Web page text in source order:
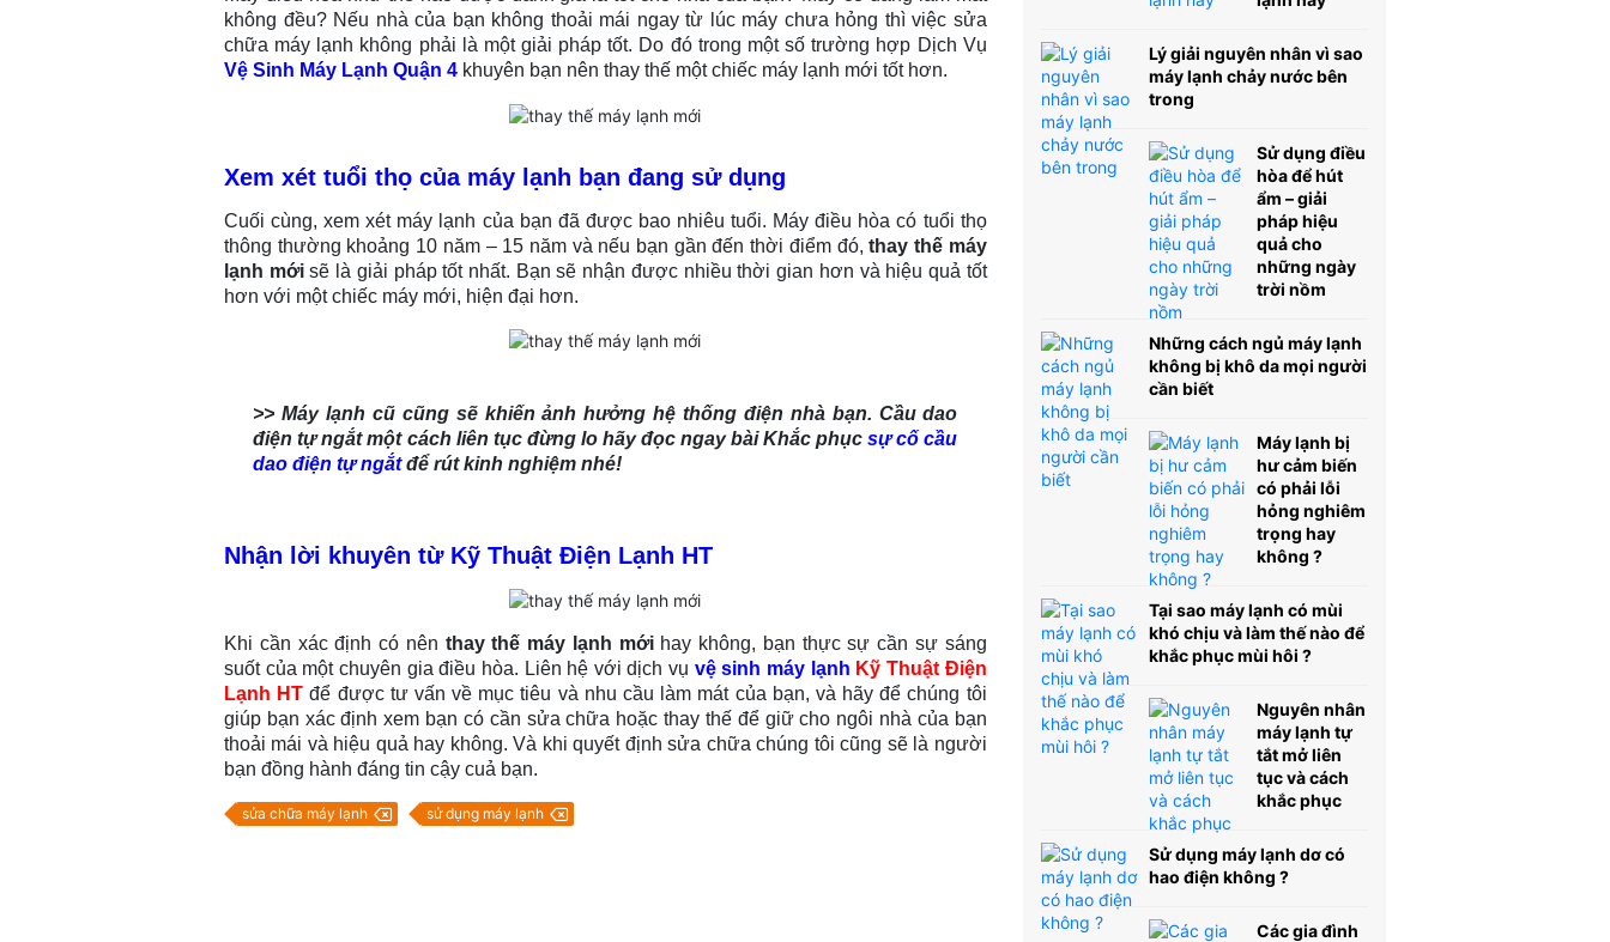
không đều? Nếu nhà của bạn không thoải mái ngay từ lúc máy chưa hỏng thì việc sửa
chữa máy lạnh không phải là một giải pháp tốt. Do đó trong một số trường hợp Dịch Vụ
Vệ Sinh Máy Lạnh Quận 4 khuyên bạn nên thay thế một chiếc máy lạnh mới tốt hơn.
Xem xét tuổi thọ của máy lạnh bạn đang sử dụng
Cuối cùng, xem xét máy lạnh của bạn đã được bao nhiêu tuổi. Máy điều hòa có tuổi thọ
thông thường khoảng 10 năm – 15 năm và nếu bạn gần đến thời điểm đó,thay thế máy
lạnh mớisẽ là giải pháp tốt nhất. Bạn sẽ nhận được nhiều thời gian hơn và hiệu quả tốt
hơn với một chiếc máy mới, hiện đại hơn.
>> Máy lạnh cũ cũng sẽ khiến ảnh hưởng hệ thống điện nhà bạn. Cầu dao
điện tự ngắt một cách liên tục đừng lo hãy đọc ngay bài Khắc phụcsự cố cầu
dao điện tự ngắtđể rút kinh nghiệm nhé!
Nhận lời khuyên từ Kỹ Thuật Điện Lạnh HT
Khi cần xác định có nên thay thế máy lạnh mớihay không, bạn thực sự cần sự sáng
suốt của một chuyên gia điều hòa. Liên hệ với dịch vụ vệ sinh máy lạnh Kỹ Thuật Điện
Lạnh HT để được tư vấn về mục tiêu và nhu cầu làm mát của bạn, và hãy để chúng tôi
giúp bạn xác định xem bạn có cần sửa chữa hoặc thay thế để giữ cho ngôi nhà của bạn
thoải mái và hiệu quả hay không. Và khi quyết định sửa chữa chúng tôi cũng sẽ là người
bạn đồng hành đáng tin cậy cuả bạn.
sửa chữa máy lạnh sử dụng máy lạnh
Lý giải nguyên nhân vì sao
máy lạnh chảy nước bên
trong
Sử dụng điều
hòa để hút
ẩm – giải
pháp hiệu
quả cho
những ngày
trời nồm
Những cách ngủ máy lạnh
không bị khô da mọi người
cần biết
Máy lạnh bị
hư cảm biến
có phải lỗi
hỏng nghiêm
trọng hay
không ?
Tại sao máy lạnh có mùi
khó chịu và làm thế nào để
khắc phục mùi hôi ?
Nguyên nhân
máy lạnh tự
tắt mở liên
tục và cách
khắc phục
Sử dụng máy lạnh dơ có
hao điện không ?
Các gia đình